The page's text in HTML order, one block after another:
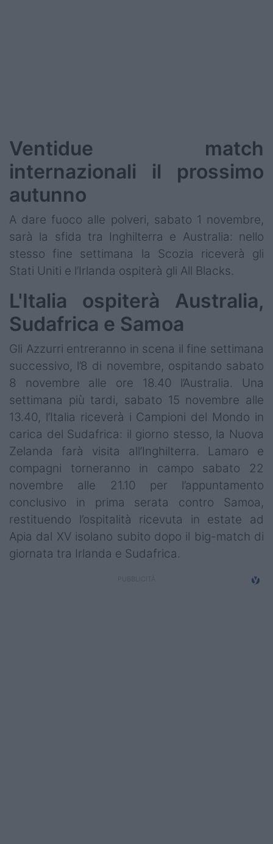
Ventidue match
internazionali il prossimo
autunno
A dare fuoco alle polveri, sabato 1 novembre,
sarà la sfida tra Inghilterra e Australia: nello
stesso fine settimana la Scozia riceverà gli
Stati Uniti e l’Irlanda ospiterà gli All Blacks.
L'Italia ospiterà Australia,
Sudafrica e Samoa
Gli Azzurri entreranno in scena il fine settimana
successivo, l’8 di novembre, ospitando sabato
8 novembre alle ore 18.40 l’Australia. Una
settimana più tardi, sabato 15 novembre alle
13.40, l’Italia riceverà i Campioni del Mondo in
carica del Sudafrica: il giorno stesso, la Nuova
Zelanda farà visita all’Inghilterra. Lamaro e
compagni torneranno in campo sabato 22
novembre alle 21.10 per l’appuntamento
conclusivo in prima serata contro Samoa,
restituendo l’ospitalità ricevuta in estate ad
Apia dal XV isolano subito dopo il big-match di
giornata tra Irlanda e Sudafrica.